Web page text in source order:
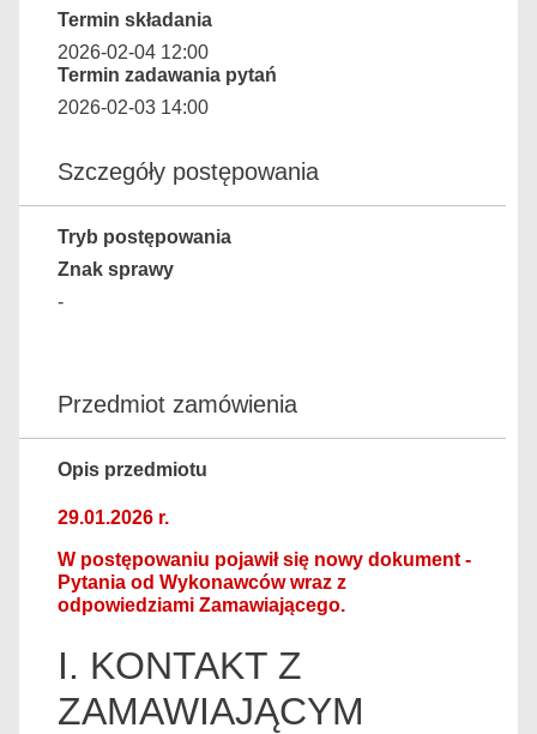
Termin składania
2026-02-04 12:00
Termin zadawania pytań
2026-02-03 14:00
Szczegóły postępowania
Tryb postępowania
Znak sprawy
-
Przedmiot zamówienia
Opis przedmiotu
29.01.2026 r.
W postępowaniu pojawił się nowy dokument -
Pytania od Wykonawców wraz z
odpowiedziami Zamawiającego.
I. KONTAKT Z
ZAMAWIAJĄCYM